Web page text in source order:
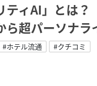
ティAI」とは
超パーソナラ
#ホテル流通 #クチコミ